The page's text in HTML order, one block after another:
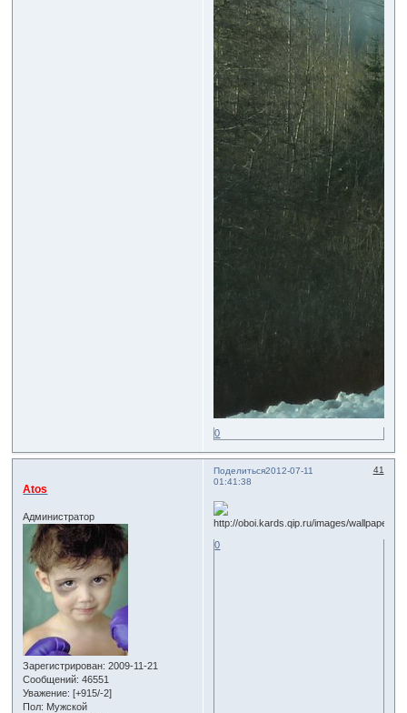
0
Поделиться 41
2012-07-11
01:41:38
Atos
Администратор
Зарегистрирован: 2009-11-21
Сообщений: 46551
Уважение: [+915/-2]
Пол: Мужской
0